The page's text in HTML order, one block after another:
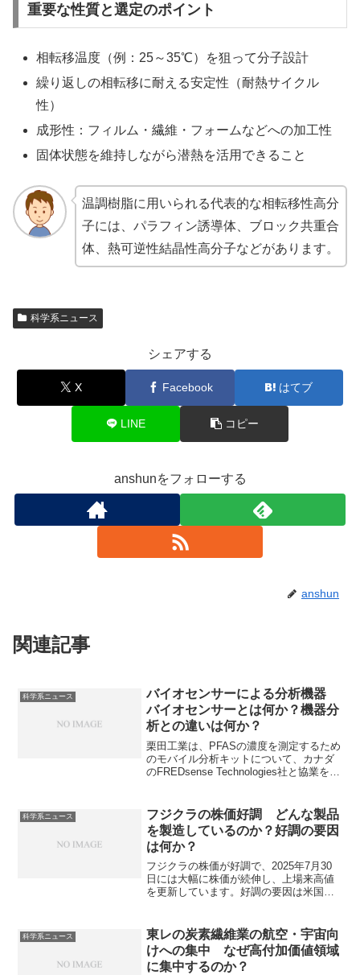
重要な性質と選定のポイント
相転移温度（例：25～35℃）を狙って分子設計
繰り返しの相転移に耐える安定性（耐熱サイクル
性）
成形性：フィルム・繊維・フォームなどへの加工性
固体状態を維持しながら潜熱を活用できること
温調樹脂に用いられる代表的な相転移性高分
子には、パラフィン誘導体、ブロック共重合
体、熱可逆性結晶性高分子などがあります。
科学系ニュース
シェアする
X Facebook はてブ
LINE コピー
anshunをフォローする
anshun
関連記事
科学系ニュース
バイオセンサーによる分析機器
バイオセンサーとは何か？機器分
析との違いは何か？
栗田工業は、PFASの濃度を測定するため
のモバイル分析キットについて、カナダ
のFREDsense Technologies社と協業を推
ター）を用いて特定の物質を識別するバ
イオセンサーが使用されています。バイ
オセンサーとは何か、従来の機器分析と
の違いは何かを知ることができます。
科学系ニュース
フジクラの株価好調 どんな製品
を製造しているのか？好調の要因
は何か？
フジクラの株価が好調で、2025年7月30
日には大幅に株価が続伸し、上場来高値
を更新しています。好調の要因は米国市
続機の貢献などと考えられます。同社の
製品や光ファイバーの製造法などを知る
ことができます。
科学系ニュース
東レの炭素繊維業の航空・宇宙向
けへの集中 なぜ高付加価値領域
に集中するのか？